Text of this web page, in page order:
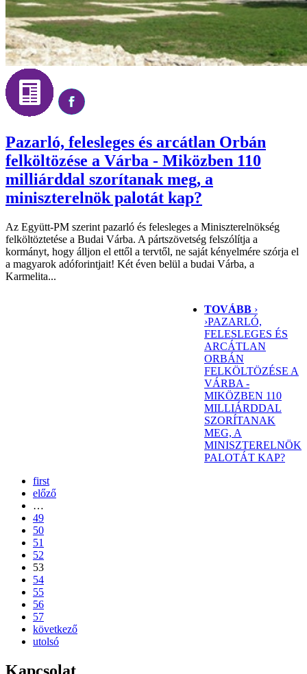
Pazarló, felesleges és arcátlan Orbán
felköltözése a Várba - Miközben 110
milliárddal szorítanak meg, a
miniszterelnök palotát kap?
Az Együtt-PM szerint pazarló és felesleges a Miniszterelnökség
felköltöztetése a Budai Várba. A pártszövetség felszólítja a
kormányt, hogy álljon el ettől a tervtől, ne saját kényelmére szórja el
a magyarok adóforintjait! Két éven belül a budai Várba, a
Karmelita...
TOVÁBB ›
›PAZARLÓ,
FELESLEGES ÉS
ARCÁTLAN
ORBÁN
FELKÖLTÖZÉSE A
VÁRBA -
MIKÖZBEN 110
MILLIÁRDDAL
SZORÍTANAK
MEG, A
MINISZTERELNÖK
PALOTÁT KAP?
first
előző
…
49
50
51
52
53
54
55
56
57
következő
utolsó
Kapcsolat